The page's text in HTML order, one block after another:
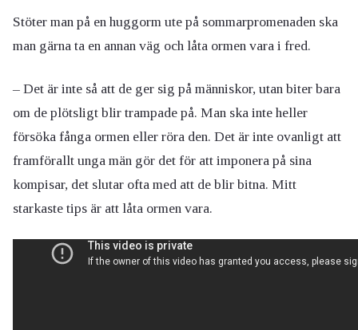
Stöter man på en huggorm ute på sommarpromenaden ska
man gärna ta en annan väg och låta ormen vara i fred.
– Det är inte så att de ger sig på människor, utan biter bara
om de plötsligt blir trampade på. Man ska inte heller
försöka fånga ormen eller röra den. Det är inte ovanligt att
framförallt unga män gör det för att imponera på sina
kompisar, det slutar ofta med att de blir bitna. Mitt
starkaste tips är att låta ormen vara.